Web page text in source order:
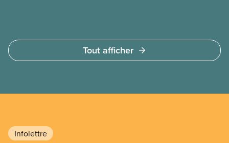
propres, plus sécuritaires et plus sûres que celles
entretenues par les sous-traitants. Le Conseil
n’avait d’autre choix que d’être d’accord avec les
Tout afficher
Infolettre